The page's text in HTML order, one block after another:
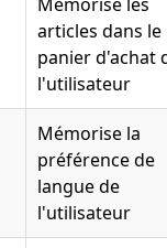
articles dans le
panier d'achat
l'utilisateur
Mémorise la
préférence de
langue de
l'utilisateur